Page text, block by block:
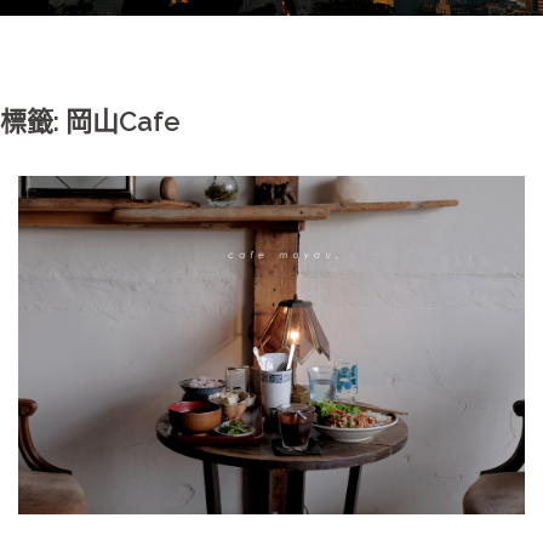
標籤: 岡山Cafe